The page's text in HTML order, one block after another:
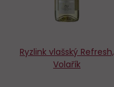
Ryzlink vlašský Refresh,
Volařík